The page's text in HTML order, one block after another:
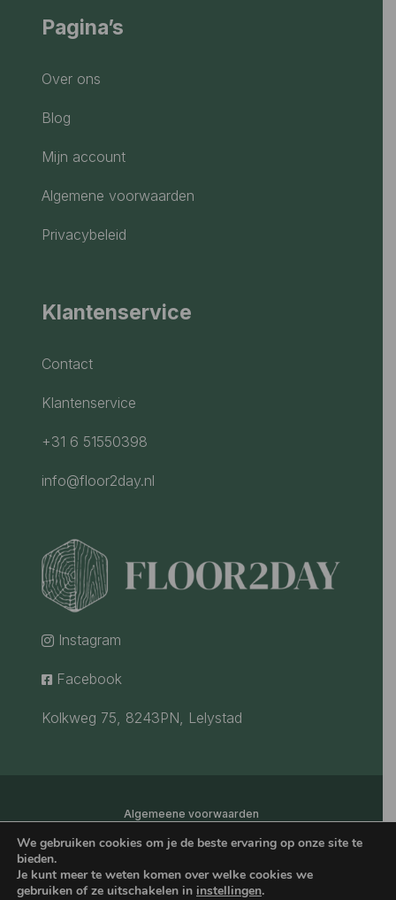
Pagina’s
Over ons
Blog
Mijn account
Algemene voorwaarden
Privacybeleid
Klantenservice
Contact
Klantenservice
+31 6 51550398
info@floor2day.nl
 Instagram
 Facebook
Kolkweg 75, 8243PN, Lelystad
Algemeene voorwaarden
We gebruiken cookies om je de beste ervaring op onze site te
bieden.
Je kunt meer te weten komen over welke cookies we
gebruiken of ze uitschakelen in instellingen.